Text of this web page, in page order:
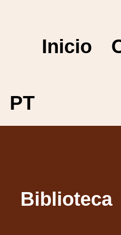
Inicio
PT
Biblioteca